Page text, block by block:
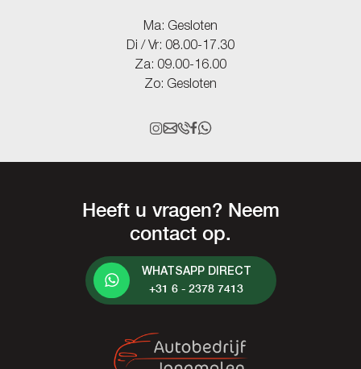
Ma: Gesloten
Di / Vr: 08.00-17.30
Za: 09.00-16.00
Zo: Gesloten
Heeft u vragen? Neem
contact op.
WHATSAPP DIRECT
+31 6 - 2378 7413